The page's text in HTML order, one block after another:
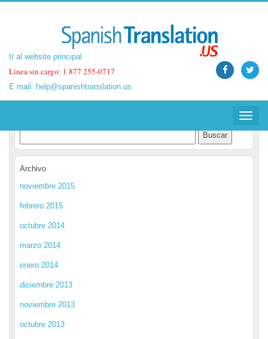
Ir al website principal
Linea sin cargo: 1 877 255-0717
E mail: help@spanishtranslation.us
Toggle
Ir al website principal
Linea sin cargo: 1 877 255-0717
E mail: help@spanishtranslation.us
Toggle
Spanish Translation Blog
Archivo
noviembre 2015
febrero 2015
octubre 2014
marzo 2014
enero 2014
diciembre 2013
noviembre 2013
octubre 2013